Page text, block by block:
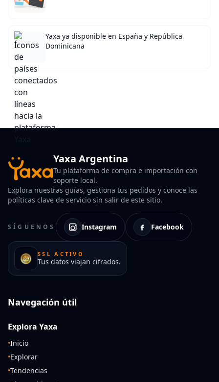
Yaxa ya disponible en España y República
Dominicana
Yaxa Argentina
Tu plataforma de compra e importación con
soporte local.
Explora nuestras guías, gestiona tus pedidos y conoce las
políticas clave de servicio sin salir de este sitio.
SÍGUENOS Instagram Facebook
SSL ACTIVO
Tus datos viajan cifrados.
Navegación útil
Explora Yaxa
•Inicio
•Explorar
•Tendencias